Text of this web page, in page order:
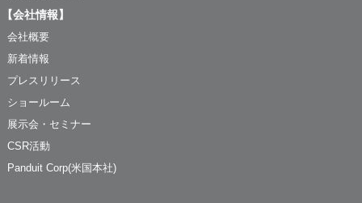
【会社情報】
会社概要
新着情報
プレスリリース
ショールーム
展示会・セミナー
CSR活動
Panduit Corp(米国本社)